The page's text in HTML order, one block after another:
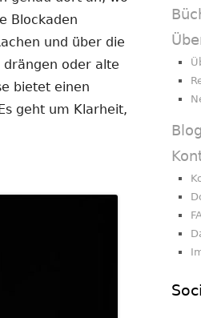
Blockaden
und über die
drängen oder alte
bietet einen
geht um Klarheit,
Blog